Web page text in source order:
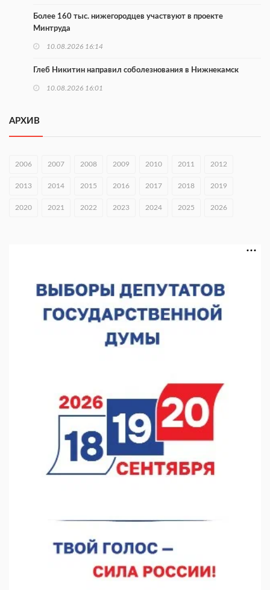
Более 160 тыс. нижегородцев участвуют в проекте
Минтруда
10.08.2026 16:14
Глеб Никитин направил соболезнования в Нижнекамск
10.08.2026 16:01
нас»
В Нижнем Новгороде сформировали группу добровольцев
«Заповедные кварталы» отметят День города в Нижнем
10.08.2026 11:53
Фестиваль «ВелоНижний» пройдет в Нижнем Новгороде 23
Глеб Никитин обратился к строителям в День строителя
09.08.2026 06:05
АРХИВ
2006 2007 2008 2009 2010 2011 2012
2013 2014 2015 2016 2017 2018 2019
2020 2021 2022 2023 2024 2025 2026